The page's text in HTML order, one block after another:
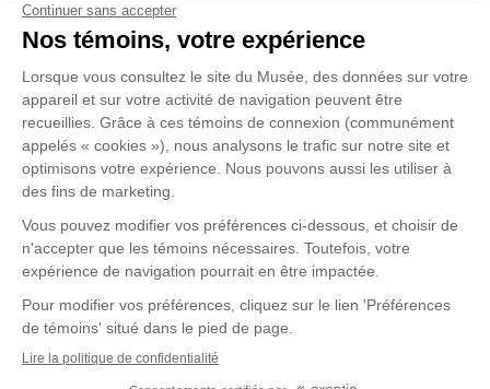
Prix Lynne-Cohen
CLIENTÈLE CORPORATIVE
ET PRIVÉE
Location d'espaces
Activités corporatives
professionnels du
tourisme
Gestion des témoinsPolitique de confidentialité
Conditions d'utilisation Politique d'achat en ligne